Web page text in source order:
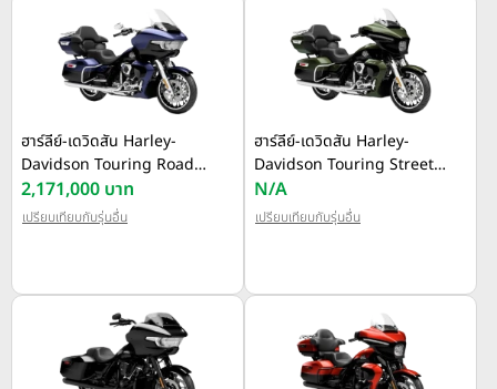
ฮาร์ลีย์-เดวิดสัน Harley-
Davidson Touring Road
Glide Limited ปี 2026
2,171,000 บาท
เปรียบเทียบกับรุ่นอื่น
ฮาร์ลีย์-เดวิดสัน Harley-
Davidson Touring Street
Glide Limited ปี 2026
N/A
เปรียบเทียบกับรุ่นอื่น